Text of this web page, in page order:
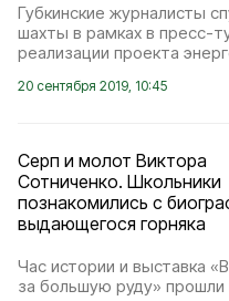
Губкинские журналисты
шахты в рамках в пресс-
реализации проекта
20 сентября 2019, 10:45
Серп и молот Виктора
Сотниченко. Школьники
познакомились с
выдающегося горняка
Час истории и выставка
за большую руду»